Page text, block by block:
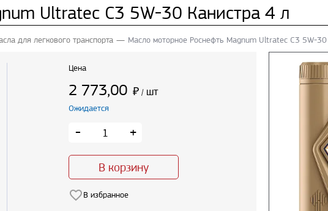
Ultratec C3 5W-30 Канистра 4 л
для легкового транспорта Масло моторное Роснефть Magnum Ultratec C3 5W-
Цена
2 773,00 ₽ / шт
Ожидается
- +
В корзину
В избранное